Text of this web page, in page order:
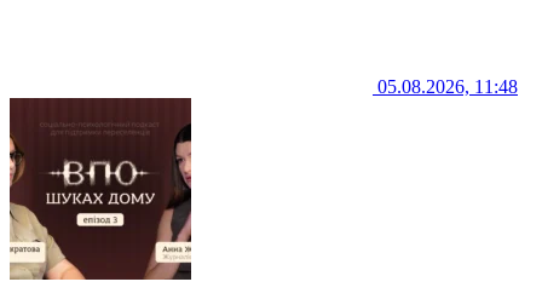
05.08.2026, 11:48